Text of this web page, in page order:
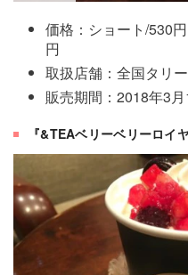
価格：ショート/530
円
取扱店舗：全国タリ
販売期間：2018年3
『&TEAベリーベリーロイ